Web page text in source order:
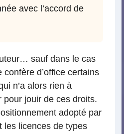
avec l’accord de
sauf dans le cas
d’office certains
n’a alors rien à
pour jouir de ces droits.
adopté par
les licences de types